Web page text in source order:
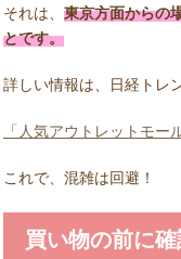
それは、 東京方面からの
とです。
詳しい情報は、日経トレ
「人気アウトレットモー
これで、混雑は回避！
買い物の前に